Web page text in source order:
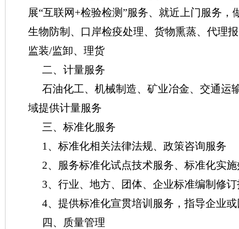
展“互联网+检验检测”服务、就近上门服务
生物防制、口岸检疫处理、货物熏蒸、代理
监装/监卸、理货
二、计量服务
石油化工、机械制造、矿业冶金、交通运
域提供计量服务
三、标准化服务
1、标准化相关法律法规、政策咨询服务
2、服务标准化试点技术服务、标准化实
3、行业、地方、团体、企业标准编制修
4、提供标准化宣贯培训服务，指导企业
四、质量管理